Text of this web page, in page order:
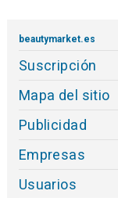
beautymarket.es
Suscripción
Mapa del sitio
Publicidad
Empresas
Usuarios